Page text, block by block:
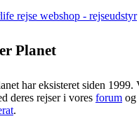
Planet
har eksisteret siden 1999.
deres rejser i vores forum og
.